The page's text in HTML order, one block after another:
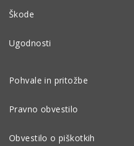
Škode
Ugodnosti
Pohvale in pritožbe
Pravno obvestilo
Obvestilo o piškotkih